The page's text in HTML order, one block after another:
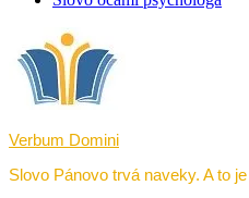
Verbum Domini
Slovo Pánovo trvá naveky. A to